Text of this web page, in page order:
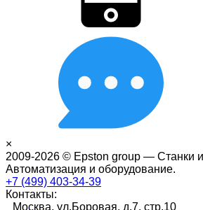
×
2009-2026 © Epston group — Станки
Автоматизация и оборудование.
+7 (499) 403-34-39
Контакты:
Москва, ул.Боровая, д.7, стр.10